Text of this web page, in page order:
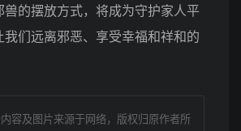
的摆放方式，将成为守护家人平
们远离邪恶、享受幸福和祥和的
容及图片来源于网络，版权归原作者所